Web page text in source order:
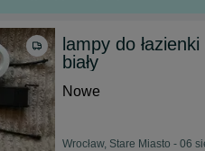
lampy do
biały
Nowe
Wrocław, Stare Miasto - 06